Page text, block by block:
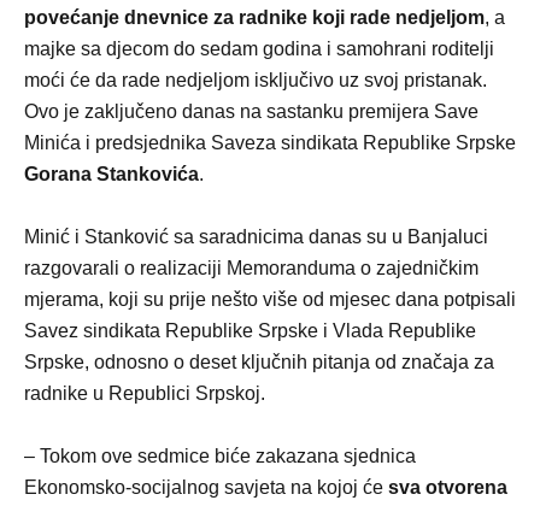
povećanje dnevnice za radnike koji rade nedjeljom, a
majke sa djecom do sedam godina i samohrani roditelji
moći će da rade nedjeljom isključivo uz svoj pristanak.
Ovo je zaključeno danas na sastanku premijera Save
Minića i predsjednika Saveza sindikata Republike Srpske
Gorana Stankovića.
Minić i Stanković sa saradnicima danas su u Banjaluci
razgovarali o realizaciji Memoranduma o zajedničkim
mjerama, koji su prije nešto više od mjesec dana potpisali
Savez sindikata Republike Srpske i Vlada Republike
Srpske, odnosno o deset ključnih pitanja od značaja za
radnike u Republici Srpskoj.
– Tokom ove sedmice biće zakazana sjednica
Ekonomsko-socijalnog savjeta na kojoj će sva otvorena